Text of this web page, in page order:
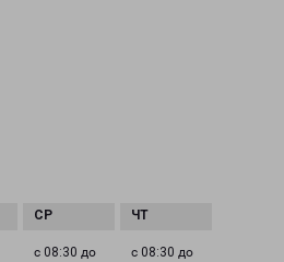
с 08:30 до с 08:30 до